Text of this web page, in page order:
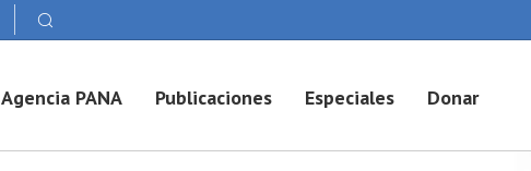
Agencia PANA Publicaciones Especiales Donar